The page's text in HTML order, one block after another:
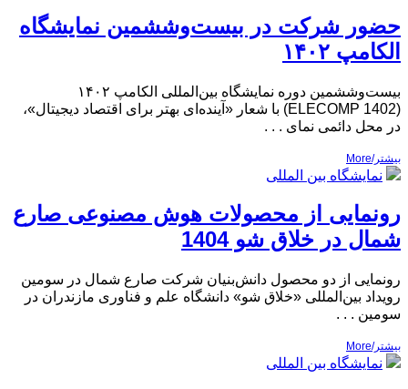
حضور شرکت در بیست‌وششمین نمایشگاه
الکامپ ۱۴۰۲
بیست‌وششمین دوره نمایشگاه بین‌المللی الکامپ ۱۴۰۲
(ELECOMP 1402) با شعار «آینده‌ای بهتر برای اقتصاد دیجیتال»،
در محل دائمی نمای . . .
بیشتر/More
نمایشگاه بین المللی
رونمایی از محصولات هوش مصنوعی صارع
شمال در خلاق شو 1404
رونمایی از دو محصول دانش‌بنیان شرکت صارع شمال در سومین
رویداد بین‌المللی «خلاق شو» دانشگاه علم و فناوری مازندران در
سومین . . .
بیشتر/More
نمایشگاه بین المللی